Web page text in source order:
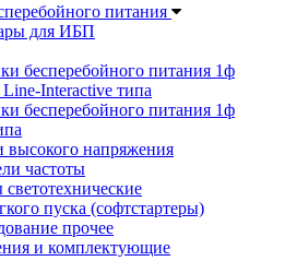
питания
для ИБП
бесперебойного питания 1ф
Interactive типа
бесперебойного питания 1ф
высокого напряжения
частоты
пуска (софтстартеры)
прочее
и комплектующие